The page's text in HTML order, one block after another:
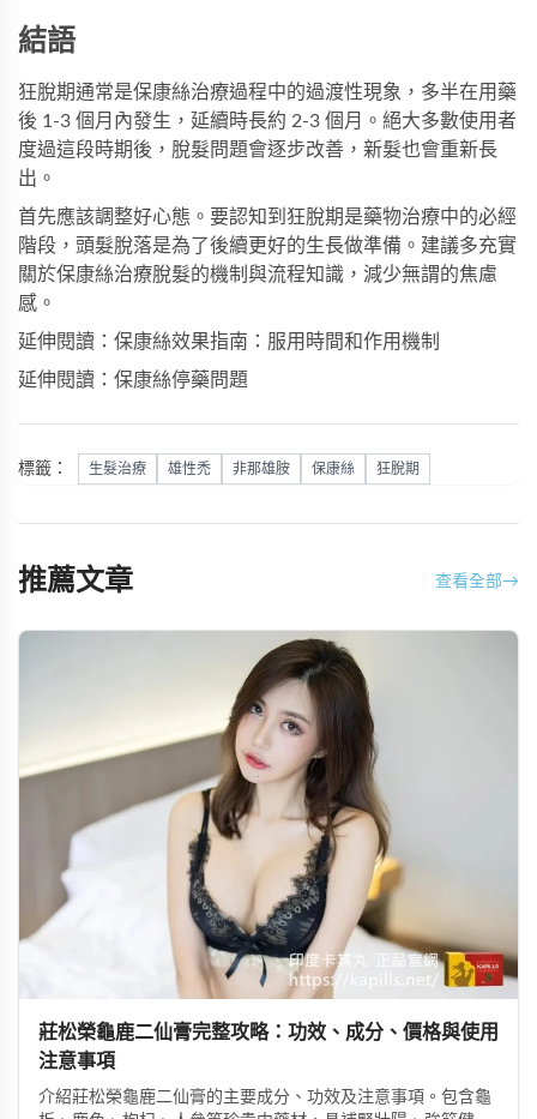
結語
狂脫期通常是保康絲治療過程中的過渡性現象，多半在用藥
後 1-3 個月內發生，延續時長約 2-3 個月。絕大多數使用者
度過這段時期後，脫髮問題會逐步改善，新髮也會重新長
出。
首先應該調整好心態。要認知到狂脫期是藥物治療中的必經
階段，頭髮脫落是為了後續更好的生長做準備。建議多充實
關於保康絲治療脫髮的機制與流程知識，減少無謂的焦慮
感。
延伸閱讀：保康絲效果指南：服用時間和作用機制
延伸閱讀：保康絲停藥問題
標籤： 生髮治療 雄性禿 非那雄胺 保康絲 狂脫期
推薦文章 查看全部→
莊松榮龜鹿二仙膏完整攻略：功效、成分、價格與使用
注意事項
介紹莊松榮龜鹿二仙膏的主要成分、功效及注意事項。包含龜